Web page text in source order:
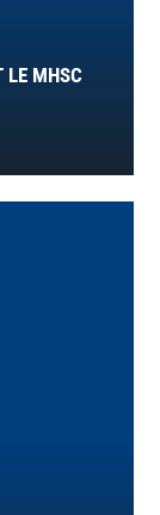
LE MHSC